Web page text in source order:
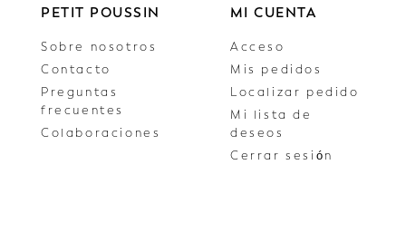
PETIT POUSSIN
Sobre nosotros
Contacto
Preguntas
frecuentes
Colaboraciones
MI CUENTA
Acceso
Mis pedidos
Localizar pedido
Mi lista de
deseos
Cerrar sesión